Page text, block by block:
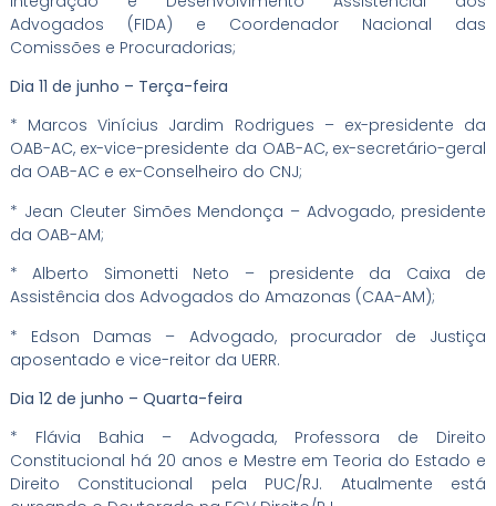
Advogados (FIDA) e Coordenador Nacional das
Comissões e Procuradorias;
Dia 11 de junho – Terça-feira
* Marcos Vinícius Jardim Rodrigues – ex-presidente da
OAB-AC, ex-vice-presidente da OAB-AC, ex-secretário-geral
da OAB-AC e ex-Conselheiro do CNJ;
* Jean Cleuter Simões Mendonça – Advogado, presidente
da OAB-AM;
* Alberto Simonetti Neto – presidente da Caixa de
Assistência dos Advogados do Amazonas (CAA-AM);
* Edson Damas – Advogado, procurador de Justiça
aposentado e vice-reitor da UERR.
Dia 12 de junho – Quarta-feira
* Flávia Bahia – Advogada, Professora de Direito
Constitucional há 20 anos e Mestre em Teoria do Estado e
Direito Constitucional pela PUC/RJ. Atualmente está